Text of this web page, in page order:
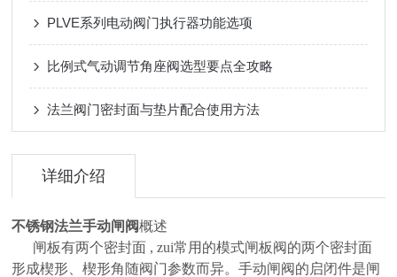
PLVE系列电动阀门执行器功能选项
比例式气动调节角座阀选型要点全攻略
法兰阀门密封面与垫片配合使用方法
详细介绍
不锈钢法兰手动闸阀概述
闸板有两个密封面 , zui常用的模式闸板阀的两个密封面
形成楔形、楔形角随阀门参数而异。手动闸阀的启闭件是闸